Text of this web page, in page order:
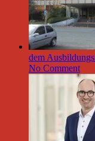
dem
No Comment